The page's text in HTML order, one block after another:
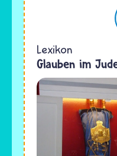
Judentum
Lexikon
Glauben im